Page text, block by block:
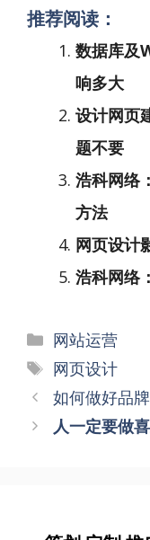
推荐阅读：
数据库及
响多大
设计网页
题不要
浩科网络
方法
网页设计
浩科网络
分
类
网站运营
标
签
网页设计
文
章
如何做好品
人一定要做